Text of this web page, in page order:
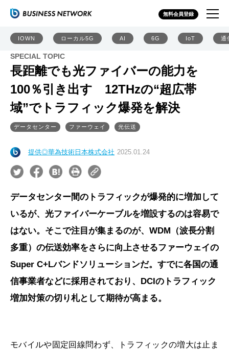
無料会員登録
IOWN ローカル5G AI 6G IoT 通
SPECIAL TOPIC
長距離でも光ファイバーの能力を
100％引き出す 12THzの“超広帯
域”でトラフィック爆発を解決
データセンター ファーウェイ 光伝送
提供◎華為技術日本株式会社 2025.01.24
データセンター間のトラフィックが爆発的に増加して
いるが、光ファイバーケーブルを増設するのは容易で
はない。そこで注目が集まるのが、WDM（波長分割
多重）の伝送効率をさらに向上させるファーウェイの
Super C+Lバンドソリューションだ。すでに各国の通
信事業者などに採用されており、DCIのトラフィック
増加対策の切り札として期待が高まる。
モバイルや固定回線問わず、トラフィックの増大は止ま